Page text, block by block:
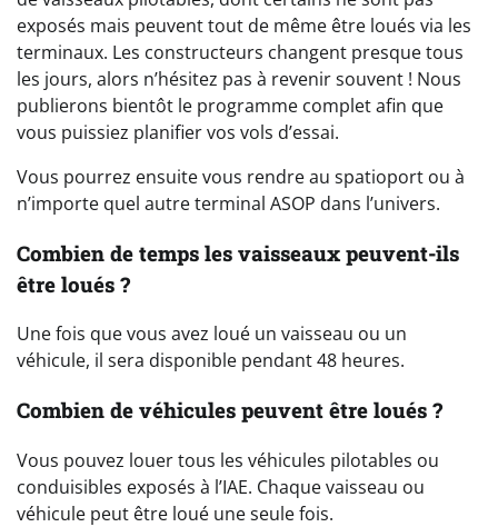
exposés mais peuvent tout de même être loués via les
terminaux. Les constructeurs changent presque tous
les jours, alors n’hésitez pas à revenir souvent ! Nous
publierons bientôt le programme complet afin que
vous puissiez planifier vos vols d’essai.
Vous pourrez ensuite vous rendre au spatioport ou à
n’importe quel autre terminal ASOP dans l’univers.
Combien de temps les vaisseaux peuvent-ils
être loués ?
Une fois que vous avez loué un vaisseau ou un
véhicule, il sera disponible pendant 48 heures.
Combien de véhicules peuvent être loués ?
Vous pouvez louer tous les véhicules pilotables ou
conduisibles exposés à l’IAE. Chaque vaisseau ou
véhicule peut être loué une seule fois.